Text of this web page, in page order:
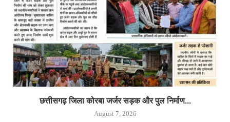
छत्तीसगढ़ जिला कोरबा जर्जर सड़क और पुल निर्माण...
August 7, 2026